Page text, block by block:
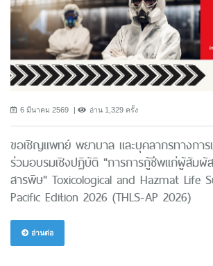
6 มีนาคม 2569 อ่าน 1,329 ครั้ง
ขอเชิญแพทย์ พยาบาล และบุคลากรทางการ
ร่วมอบรมเชิงปฏิบัติ "การการกู้ชีพแก่ผู้สัมผั
สารพิษ" Toxicological and Hazmat Life
Pacific Edition 2026 (THLS-AP 2026)
อ่านต่อ